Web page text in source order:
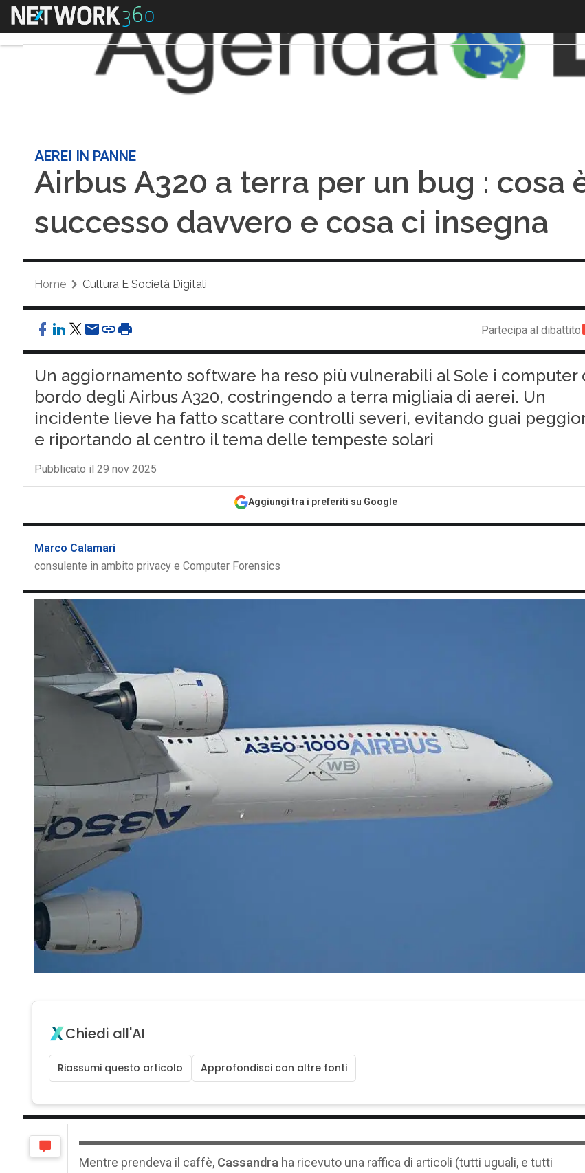
Menu
AEREI IN PANNE
Airbus A320 a terra per un bug : cosa
successo davvero e cosa ci insegna
Home Cultura E Società Digitali
Partecipa al dibattito
Un aggiornamento software ha reso più vulnerabili al Sole i computer
bordo degli Airbus A320, costringendo a terra migliaia di aerei. Un
incidente lieve ha fatto scattare controlli severi, evitando guai
e riportando al centro il tema delle tempeste solari
Pubblicato il 29 nov 2025
Aggiungi tra i preferiti su Google
Marco Calamari
consulente in ambito privacy e Computer Forensics
Chiedi all'AI
Riassumi questo articolo Approfondisci con altre fonti
Mentre prendeva il caffè, Cassandra ha ricevuto una raffica di articoli (tutti uguali, e tutti